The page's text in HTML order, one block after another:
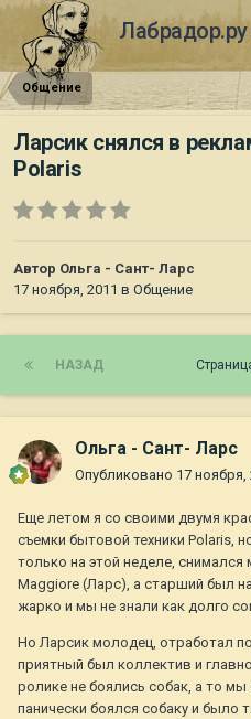
Общение
Ларсик снялся в
Polaris
Автор Ольга - Сант- Ларс
17 ноября, 2011 в Общение
НАЗАД
Ольга - Сант- Ларс
Опубликовано 17 ноября,
Еще летом я со своими двумя
съемки бытовой техники Polaris,
только на этой неделе,
Maggiore (Ларс), а старший был
жарко и мы не знали как долго
Но Ларсик молодец, отработал
приятный был коллектив и
ролике не боялись собак, а то
панически боялся собаку и было